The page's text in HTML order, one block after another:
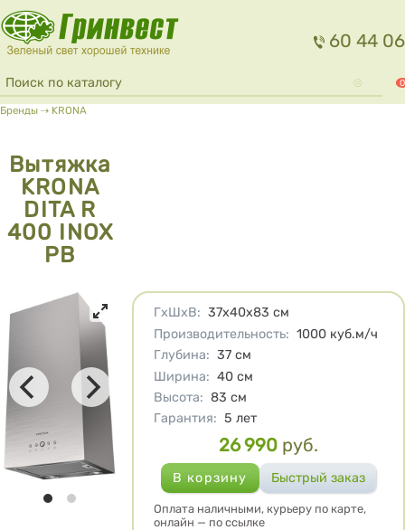
Перейти к основному содержанию
60 44 06
Форма поиска
Поиск 0
Вы здесь
Бренды ⇢ KRONA
Вытяжка
KRONA
DITA R
400 INOX
PB
Характеристики
ГхШхВ: 37х40х83 см
Производительность: 1000 куб.м/ч
Глубина: 37 см
Ширина: 40 см
Высота: 83 см
Гарантия: 5 лет
Цена
26 990 руб.
Оплата наличными, курьеру по карте,
онлайн — по ссылке